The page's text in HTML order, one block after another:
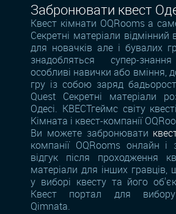
Забронювати квест
Квест кімнати OQRooms а
Секретні матеріали відмінний
для новачків але і бувалих
знадобляться супер-
особливі навички або вміння,
гру із собою заряд
Quest Секретні матеріали
Одесі. КВЕСТгеймс світу
Кімната і квест-компанії
Ви можете забронювати
компанії OQRooms онлайн і
відгук після проходження
матеріали для інших гравців,
у виборі квесту та його
Квест портал для вибору
Qimnata.